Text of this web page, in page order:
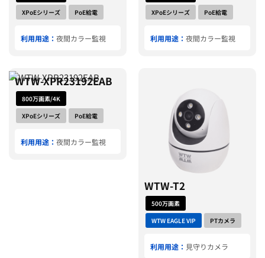
XPoEシリーズ
PoE給電
利用用途： 夜間カラー監視
XPoEシリーズ
PoE給電
利用用途： 夜間カラー監視
WTW-XPR23192EAB
800万画素/4K
XPoEシリーズ
PoE給電
利用用途： 夜間カラー監視
WTW-T2
500万画素
WTW EAGLE VIP
PTカメラ
利用用途： 見守りカメラ